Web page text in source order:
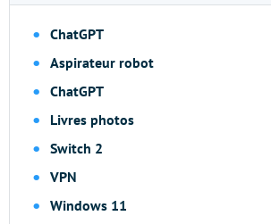
ChatGPT
Aspirateur robot
ChatGPT
Livres photos
Switch 2
VPN
Windows 11